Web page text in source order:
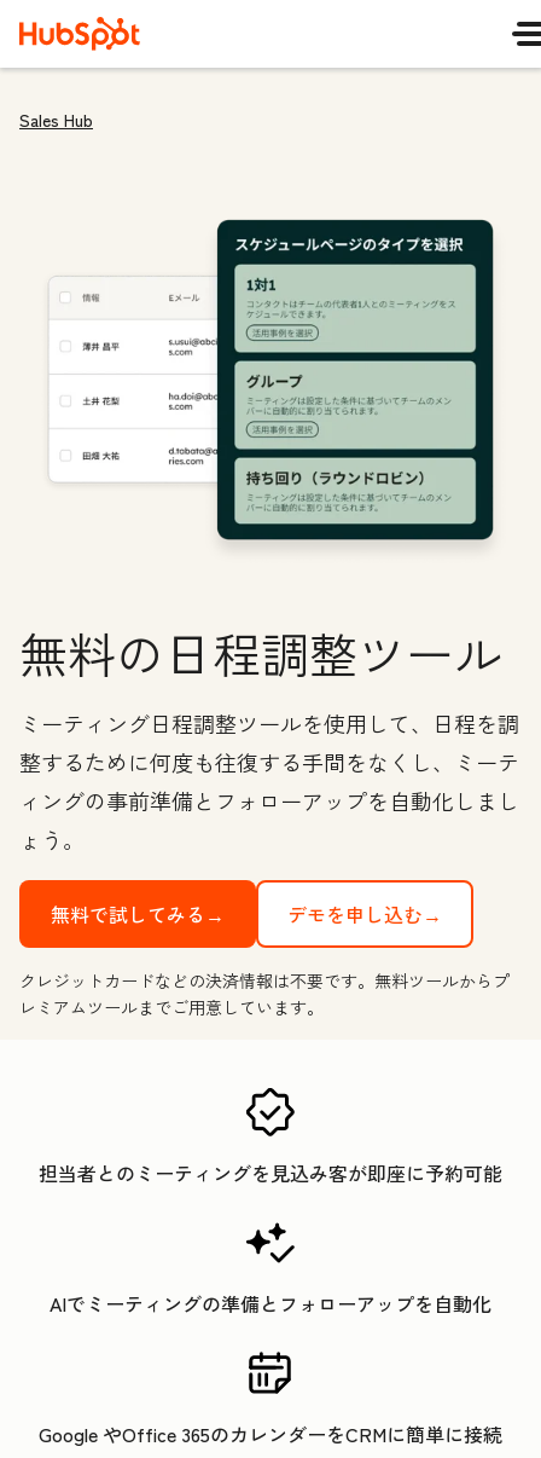
Sales Hub
無料の日程調整ツール
ミーティング日程調整ツールを使用して、日程を調
整するために何度も往復する手間をなくし、ミーテ
ィングの事前準備とフォローアップを自動化しまし
ょう。
無料で試してみる→ デモを申し込む→
クレジットカードなどの決済情報は不要です。無料ツールからプ
レミアムツールまでご用意しています。
担当者とのミーティングを見込み客が即座に予約可能
AIでミーティングの準備とフォローアップを自動化
Google やOffice 365のカレンダーをCRMに簡単に接続